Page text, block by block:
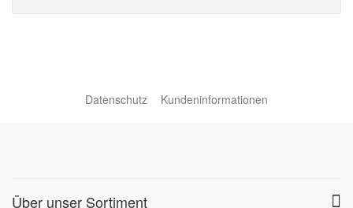
Datenschutz Kundeninformationen
Über unser Sortiment